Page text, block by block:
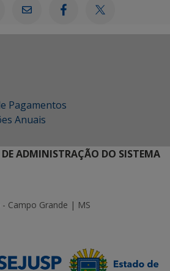
Pagamentos
Anuais
ADMINISTRAÇÃO DO SISTEMA
Campo Grande | MS